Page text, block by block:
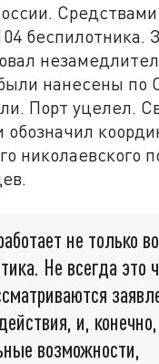
беспилотника.
нанесены по
Порт уцелел.
обозначил
николаевского
не только
Не всегда это
и,
возможности,